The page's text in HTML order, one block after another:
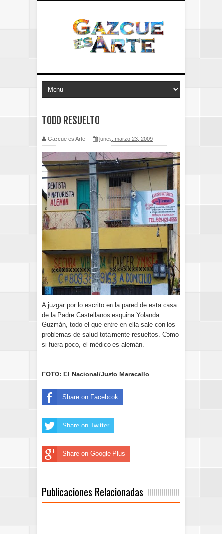
TODO RESUELTO
Gazcue es Arte lunes, marzo 23, 2009
A juzgar por lo escrito en la pared de esta casa
de la Padre Castellanos esquina Yolanda
Guzmán, todo el que entre en ella sale con los
problemas de salud totalmente resueltos. Como
si fuera poco, el médico es alemán.
FOTO: El Nacional/Justo Maracallo.
Share on Facebook
Share on Twitter
Share on Google Plus
Publicaciones Relacionadas